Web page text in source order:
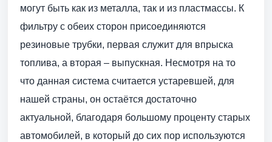
могут быть как из металла, так и из пластмассы. К
фильтру с обеих сторон присоединяются
резиновые трубки, первая служит для впрыска
топлива, а вторая – выпускная. Несмотря на то
что данная система считается устаревшей, для
нашей страны, он остаётся достаточно
актуальной, благодаря большому проценту старых
автомобилей, в который до сих пор используются